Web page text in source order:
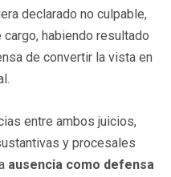
declarado no culpable,
habiendo resultado
de convertir la vista en
entre ambos juicios,
y procesales
ausencia como defensa